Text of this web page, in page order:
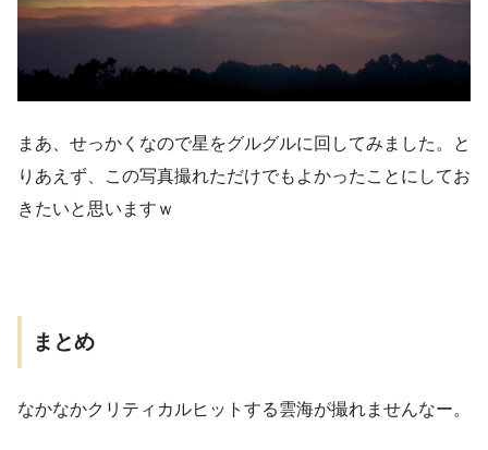
まあ、せっかくなので星をグルグルに回してみました。と
りあえず、この写真撮れただけでもよかったことにしてお
きたいと思いますｗ
まとめ
なかなかクリティカルヒットする雲海が撮れませんなー。